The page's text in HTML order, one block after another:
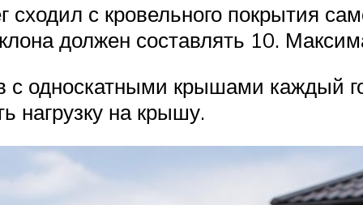
с кровельного покрытия
должен составлять 10.
односкатными крышами каждый
нагрузку на крышу.